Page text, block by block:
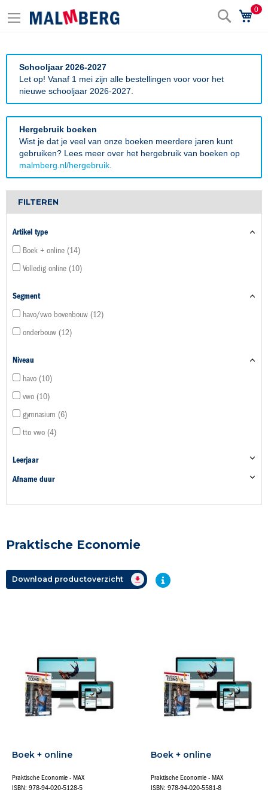
Zoek0
Schooljaar 2026-2027
Let op! Vanaf 1 mei zijn alle bestellingen voor voor het
nieuwe schooljaar 2026-2027.
Hergebruik boeken
Wist je dat je veel van onze boeken meerdere jaren kunt
gebruiken? Lees meer over het hergebruik van boeken op
malmberg.nl/hergebruik
Praktische Economie
Download productoverzicht
Boek + online
Praktische Economie - MAX
ISBN: 978-94-020-5128-5
Boek + online
Praktische Economie - MAX
ISBN: 978-94-020-5581-8
FILTEREN
Artikel type
Boek + online 14
Volledig online 10
Segment
havo/vwo bovenbouw 12
onderbouw 12
Niveau
havo 10
vwo 10
gymnasium 6
tto vwo 4
Leerjaar
Afname duur